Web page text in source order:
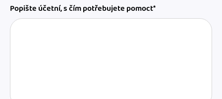
Popište účetní, s čím potřebujete pomoct*